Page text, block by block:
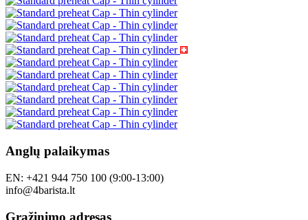
Anglų palaikymas
EN: +421 944 750 100 (9:00-13:00)
info@4barista.lt
Grąžinimo adresas